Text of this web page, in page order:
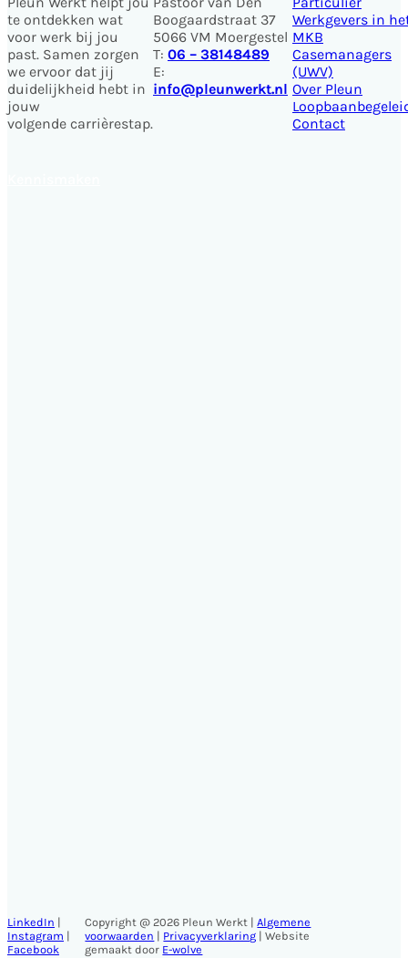
te ontdekken wat
voor werk bij jou
past. Samen zorgen
we ervoor dat jij
duidelijkheid hebt in
jouw
volgende carrièrestap.
Boogaardstraat 37
5066 VM Moergestel
T: 06 – 38148489
E:
info@pleunwerkt.nl
Werkgevers in
MKB
Casemanagers
(UWV)
Over Pleun
Contact
LinkedIn |
Instagram |
Facebook
Copyright @ 2026 Pleun Werkt |Algemene
voorwaarden | Privacyverklaring | Website
gemaakt door E-wolve